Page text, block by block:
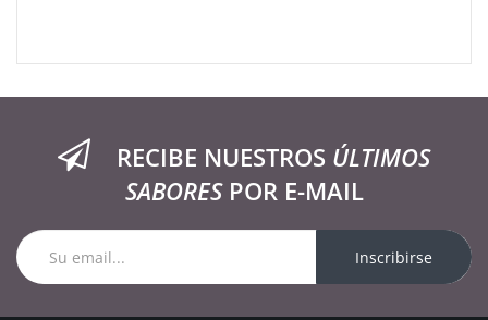
RECIBE NUESTROS ÚLTIMOS
SABORESPOR E-MAIL
Inscribirse